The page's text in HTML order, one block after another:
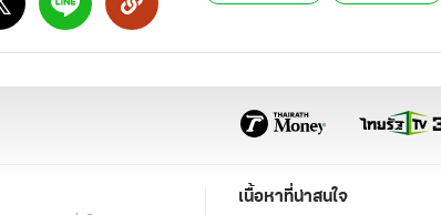
เนื้อหาที่น่าสนใจ